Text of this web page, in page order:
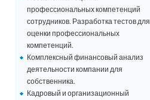
профессиональных компетенций
сотрудников. Разработка тестов для
оценки профессиональных
компетенций.
Комплексный финансовый анализ
деятельности компании для
собственника.
Кадровый и организационный